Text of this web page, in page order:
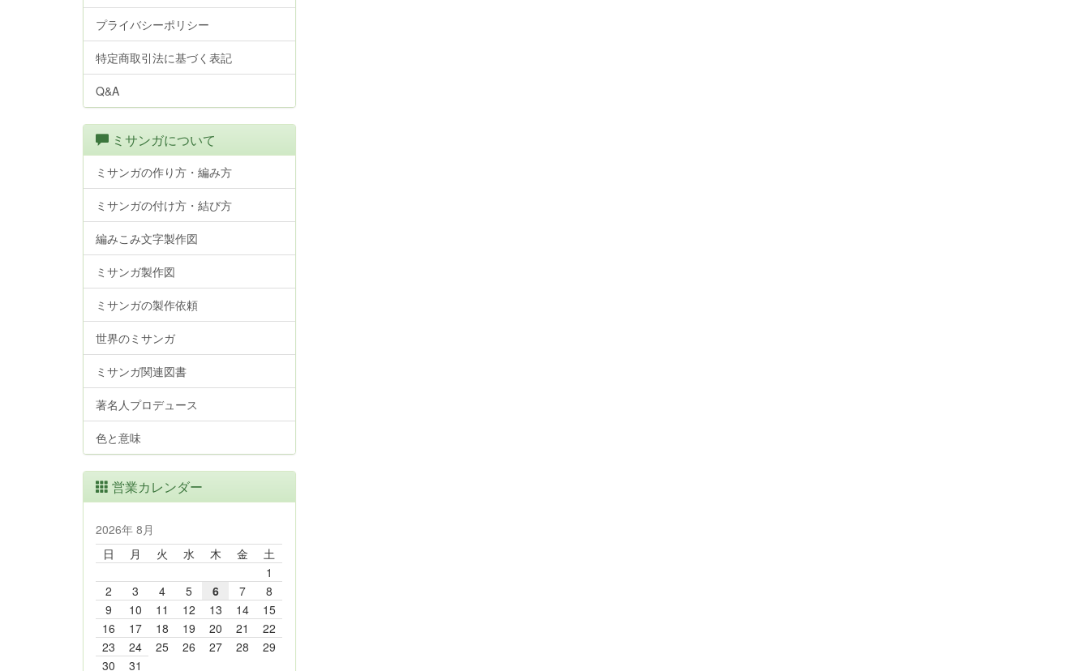
プライバシーポリシー
特定商取引法に基づく表記
Q&A
ミサンガについて
ミサンガの作り方・編み方
ミサンガの付け方・結び方
編みこみ文字製作図
ミサンガ製作図
ミサンガの製作依頼
世界のミサンガ
ミサンガ関連図書
著名人プロデュース
色と意味
営業カレンダー
2026年 8月
日
月 火 水 木 金
土
1
2
3 4 5 6 7
8
9
10 11 12 13 14
15
16
17 18 19 20 21
22
23
24 25 26 27 28
29
30
31